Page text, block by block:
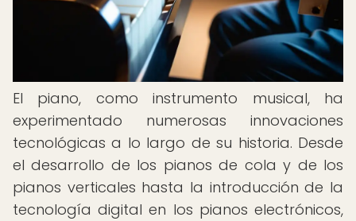
El piano, como instrumento musical, ha
experimentado numerosas innovaciones
tecnológicas a lo largo de su historia. Desde
el desarrollo de los pianos de cola y de los
pianos verticales hasta la introducción de la
tecnología digital en los pianos electrónicos,